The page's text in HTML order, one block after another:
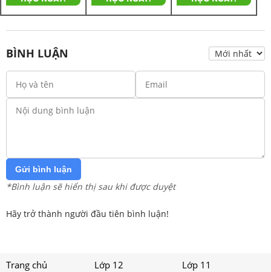
BÌNH LUẬN
Gửi bình luận
*Bình luận sẽ hiển thị sau khi được duyệt
Hãy trở thành người đầu tiên bình luận!
Trang chủ Lớp 12
Lớp 11